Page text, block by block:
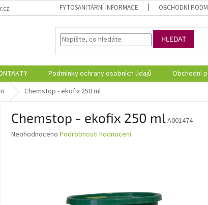
FYTOSANITÁRNÍ INFORMACE OBCHODNÍ
HLEDAT
Podmínky ochrany osobních údajů
Obchodní
Chemstop - ekofix 250 ml
Chemstop - ekofix 250 mlA001474
Průměrné
Neohodnoceno Podrobnosti hodnocení